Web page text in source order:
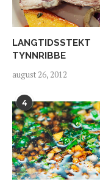
LANGTIDSSTEKT
TYNNRIBBE
august 26, 2012
4